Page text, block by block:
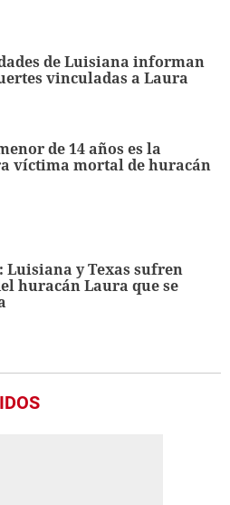
de Luisiana informan
vinculadas a Laura
de 14 años es la
víctima mortal de huracán
Luisiana y Texas sufren
huracán Laura que se